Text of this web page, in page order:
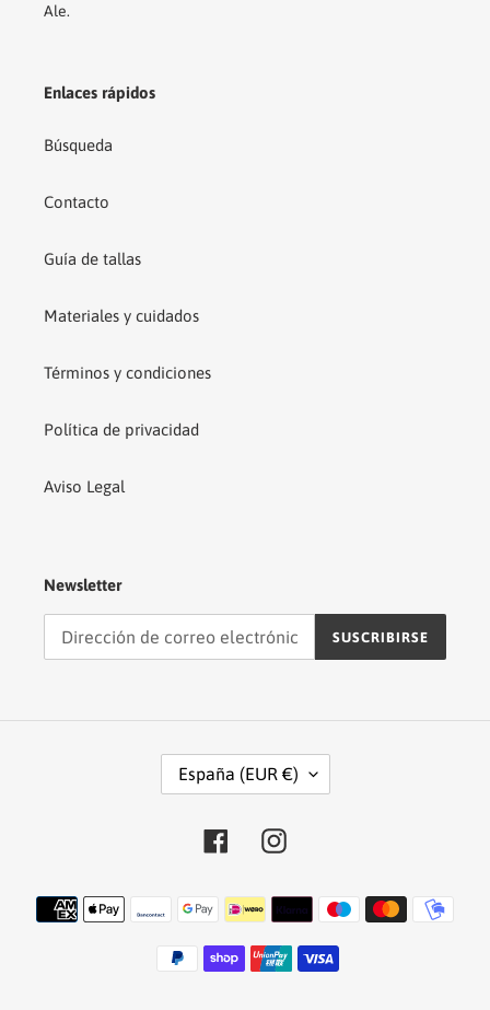
Ale.
Enlaces rápidos
Búsqueda
Contacto
Guía de tallas
Materiales y cuidados
Términos y condiciones
Política de privacidad
Aviso Legal
Newsletter
SUSCRIBIRSE
A
E
G
I
Ó
España (EUR €)
FacebookInstagram
Métodos
de
pago